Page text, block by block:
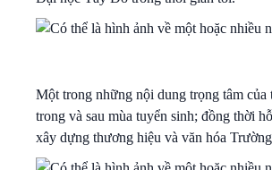
Một trong những nội dung trọng tâm của
trong và sau mùa tuyển sinh; đồng thời
xây dựng thương hiệu và văn hóa